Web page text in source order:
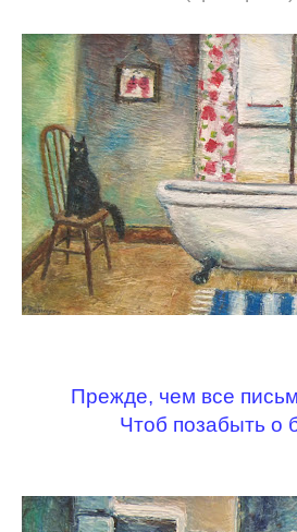
Прежде, чем все
Чтоб позабыть о